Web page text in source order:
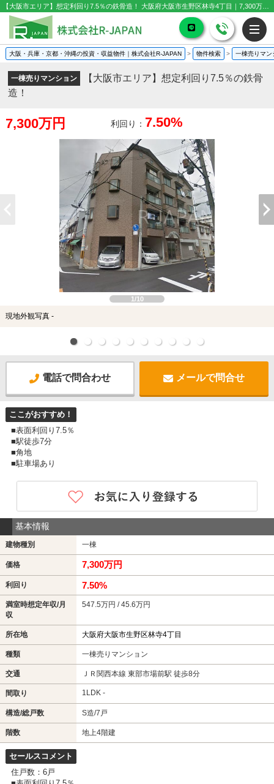
大阪・兵庫・京都・沖縄の投資・収益物件｜株式会社R-JAPAN > 物件検索 > 一棟売りマン
一棟売りマンション
【大阪市エリア】想定利回り7.5％の鉄骨
造！
7,300万円 利回り： 7.50%
1/10
現地外観写真 -
電話で問合わせ メールで問合せ
ここがおすすめ！
■表面利回り7.5％
■駅徒歩7分
■角地
■駐車場あり
基本情報
建物種別 一棟
価格 7,300万円
利回り 7.50%
満室時想定年収/月
収
547.5万円 / 45.6万円
所在地 大阪府大阪市生野区林寺4丁目
種類 一棟売りマンション
交通 ＪＲ関西本線 東部市場前駅 徒歩8分
間取り 1LDK -
構造/総戸数 S造/7戸
階数 地上4階建
セールスコメント
住戸数：6戸